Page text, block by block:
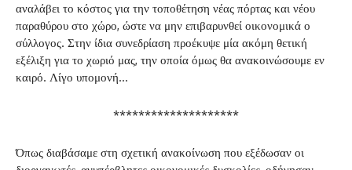
αναλάβει το κόστος για την τοποθέτηση νέας πόρτας και νέου
παραθύρου στο χώρο, ώστε να μην επιβαρυνθεί οικονομικά ο
σύλλογος. Στην ίδια συνεδρίαση προέκυψε μία ακόμη θετική
εξέλιξη για το χωριό μας, την οποία όμως θα ανακοινώσουμε εν
καιρό. Λίγο υπομονή…
********************
Όπως διαβάσαμε στη σχετική ανακοίνωση που εξέδωσαν οι